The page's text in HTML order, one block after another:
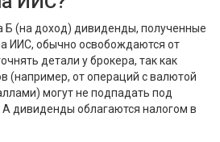
Б (на доход) дивиденды, полученные
ИИС, обычно освобождаются от
детали у брокера, так как
(например, от операций с валютой
могут не подпадать под
А дивиденды облагаются налогом в